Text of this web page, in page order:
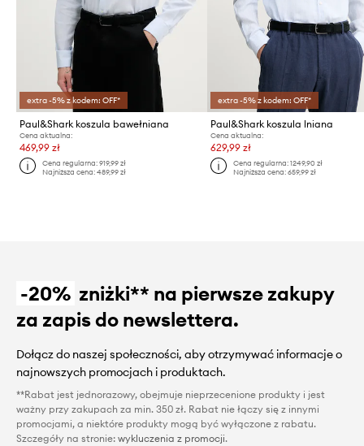
extra -5% z kodem: OFF*
Paul&Shark koszula bawełniana
Cena aktualna:
469,99 zł
Cena regularna:919,99 zł
Najniższa cena:489,99 zł
extra -5% z kodem: OFF*
Paul&Shark koszula lniana
Cena aktualna:
629,99 zł
Cena regularna: 1249,90 zł
Najniższa cena: 659,99 zł
-20% zniżki** na pierwsze zakupy
za zapis do newslettera.
Dołącz do naszej społeczności, aby otrzymywać informacje o
najnowszych promocjach i produktach.
**Rabat jest jednorazowy, obejmuje nieprzecenione produkty i jest
ważny przy zakupach za min. 350 zł. Rabat nie łączy się z innymi
promocjami, a niektóre produkty mogą być wyłączone z rabatu.
Szczegóły na stronie: wykluczenia z promocji.